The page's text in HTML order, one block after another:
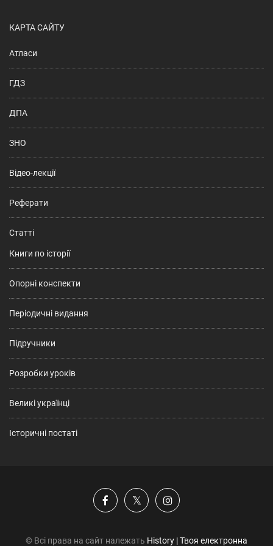
КАРТА САЙТУ
Атласи
ГДЗ
ДПА
ЗНО
Відео-лекції
Реферати
Статті
Книги по історії
Опорні конспекти
Періодичні видання
Підручники
Розробки уроків
Великі українці
Історичні постаті
© Всі права на сайт належать History | Твоя електронна